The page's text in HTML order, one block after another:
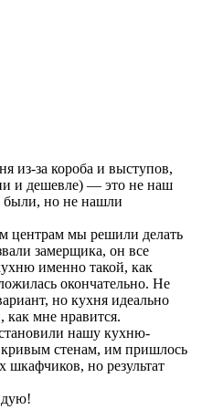
из-за короба и выступов,
и дешевле) — это не наш
были, но не нашли
центрам мы решили делать
замерщика, он все
именно такой, как
окончательно. Не
но кухня идеально
как мне нравится.
нашу кухню-
стенам, им пришлось
но результат